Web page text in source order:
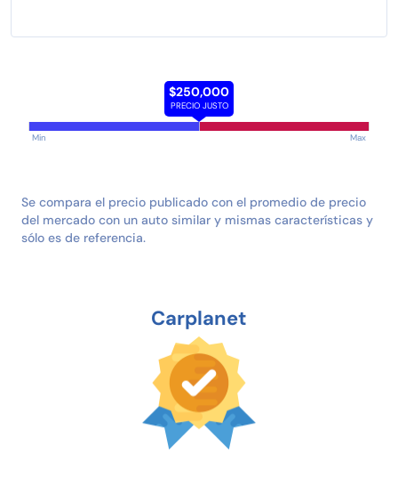
$250,000
PRECIO JUSTO
Min Max
Se compara el precio publicado con el promedio de precio
del mercado con un auto similar y mismas características y
sólo es de referencia.
Carplanet